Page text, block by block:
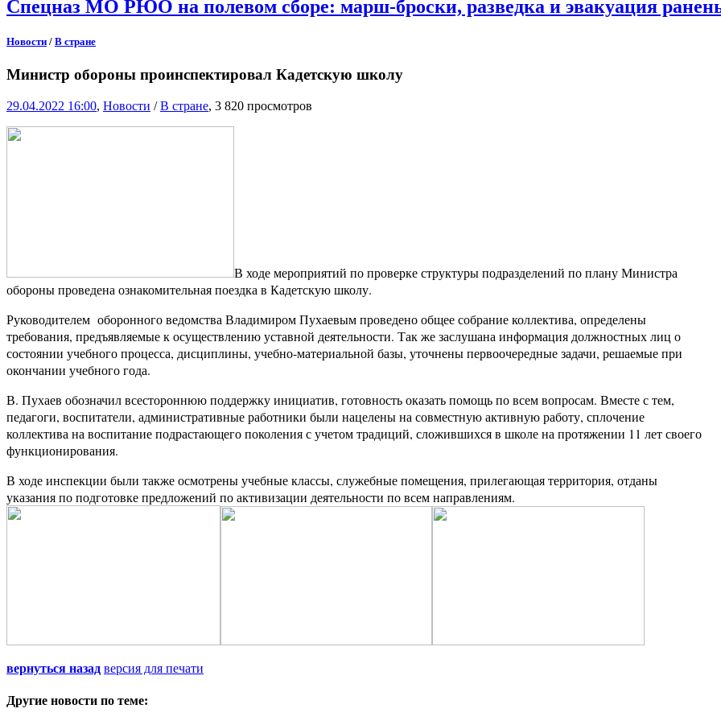
Спецназ МО РЮО на полевом сборе: марш‑броски, разведка и эвакуация
Новости / В стране
Министр обороны проинспектировал Кадетскую школу
29.04.2022 16:00, Новости /В стране, 3 820 просмотров
В ходе мероприятий по проверке структуры подразделений по плану Министра
обороны проведена ознакомительная поездка в Кадетскую школу.
Руководителем оборонного ведомства Владимиром Пухаевым проведено общее собрание коллектива, определены
требования, предъявляемые к осуществлению уставной деятельности. Так же заслушана информация должностных лиц о
состоянии учебного процесса, дисциплины, учебно-материальной базы, уточнены первоочередные задачи, решаемые при
окончании учебного года.
В. Пухаев обозначил всестороннюю поддержку инициатив, готовность оказать помощь по всем вопросам. Вместе с тем,
педагоги, воспитатели, административные работники были нацелены на совместную активную работу, сплочение
коллектива на воспитание подрастающего поколения с учетом традиций, сложившихся в школе на протяжении 11 лет своего
функционирования.
В ходе инспекции были также осмотрены учебные классы, служебные помещения, прилегающая территория, отданы
указания по подготовке предложений по активизации деятельности по всем направлениям.
вернуться назад версия для печати
Другие новости по теме: